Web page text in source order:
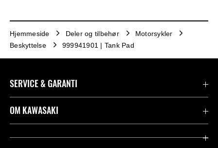
Hjemmeside Deler og tilbehør
Motorsykler
Beskyttelse
999941901 | Tank Pad
SERVICE & GARANTI
Garanti
OM KAWASAKI
Firma